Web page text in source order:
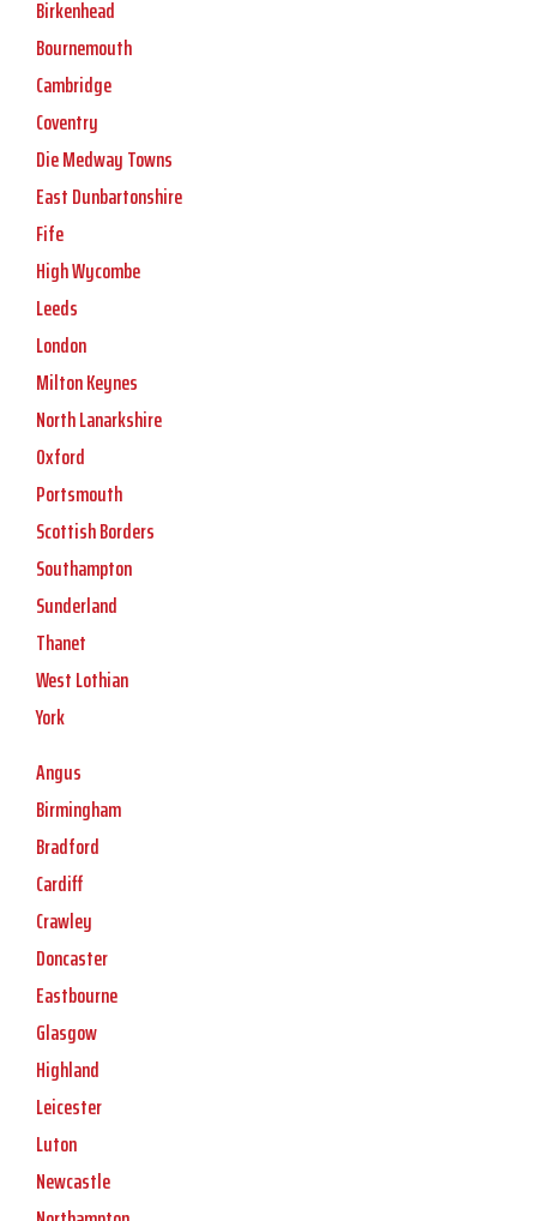
Birkenhead
Bournemouth
Cambridge
Coventry
Die Medway Towns
East Dunbartonshire
Fife
High Wycombe
Leeds
London
Milton Keynes
North Lanarkshire
Oxford
Portsmouth
Scottish Borders
Southampton
Sunderland
Thanet
West Lothian
York
Angus
Birmingham
Bradford
Cardiff
Crawley
Doncaster
Eastbourne
Glasgow
Highland
Leicester
Luton
Newcastle